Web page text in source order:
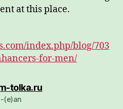
at this place.
index.php/blog/703
for-men/
tolka.rudio:
(e)an